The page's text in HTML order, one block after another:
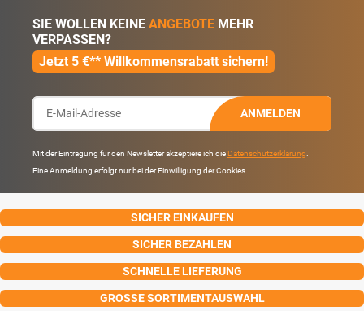
SIE WOLLEN KEINE ANGEBOTE MEHR
VERPASSEN?
Jetzt 5 €** Willkommensrabatt sichern!
ANMELDEN
Mit der Eintragung für den Newsletter akzeptiere ich die Datenschutzerklärung
Eine Anmeldung erfolgt nur bei der Einwilligung der Cookies.
SICHER EINKAUFEN
SICHER BEZAHLEN
SCHNELLE LIEFERUNG
GROSSE SORTIMENTAUSWAHL